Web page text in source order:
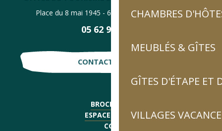
CHAMBRES
MEUBLÉS & GÎTES
GÎTES D'ÉTAPE ET
VILLAGES
Place du 8 mai 1945 - 65120 Luz-Saint-Sauveur
05 62 92 30 30
CONTACTE-NOUS !
BROCHURES
ESPACE PRESSE
CGV